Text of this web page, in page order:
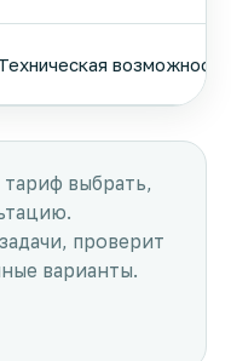
выбрать,
проверит
варианты.